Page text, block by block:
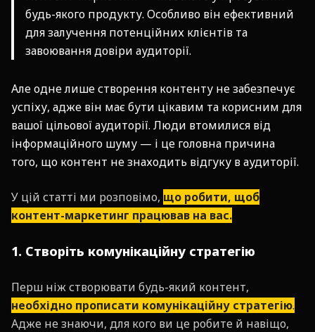
будь-якого продукту. Особливо він ефективний
для залучення потенційних клієнтів та
завоювання довіри аудиторії.
Але одне лише створення контенту не забезпечує
успіху, адже він має бути цікавим та корисним для
вашої цільової аудиторії. Люди втомилися від
інформаційного шуму — і це головна причина
того, що контент не знаходить відгуку в аудиторії.
У цій статті ми розповімо, що робити, щоб
контент-маркетинг працював на вас.
1. Створіть комунікаційну стратегію
Перш ніж створювати будь-який контент,
необхідно прописати комунікаційну стратегію.
Адже не знаючи, для кого ви це робите й навіщо,